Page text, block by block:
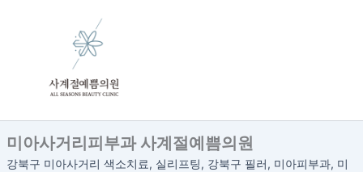
뛰
기미아사거리피부과 사계절예쁨의원
강북구 미아사거리 색소치료, 실리프팅, 강북구 필러, 미아피부과, 미